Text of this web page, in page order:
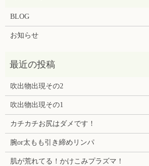
BLOG
お知らせ
吹出物出現その2
吹出物出現その1
カチカチお尻はダメです！
腕or太もも引き締めリンパ
肌が荒れてる！かけこみプラズマ！